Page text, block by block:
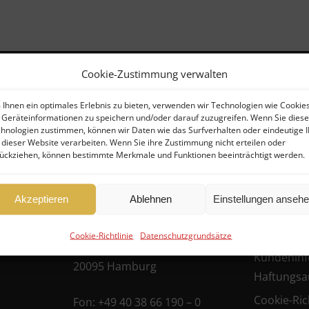
Cookie-Zustimmung verwalten
Ihnen ein optimales Erlebnis zu bieten, verwenden wir Technologien wie
Geräteinformationen zu speichern und/oder darauf zuzugreifen. Wenn Sie
zustimmen, können wir Daten wie das Surfverhalten oder eindeutige
Website verarbeiten. Wenn Sie ihre Zustimmung nicht erteilen oder
können bestimmte Merkmale und Funktionen beeinträchtigt werden.
Akzeptieren Ablehnen Einstellungen
Cookie-Richtlinie Datenschutzgrundsätze
Kontakt
Hanseatische
Fondshandlung GmbH
Ballindamm 39
20095 Hamburg
Fon: +49 40 38 66 190 – 0
Cookie-